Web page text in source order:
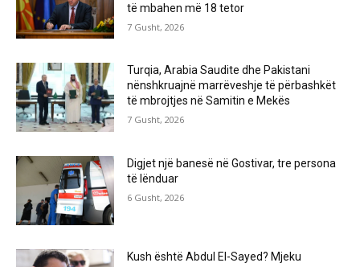
të mbahen më 18 tetor
7 Gusht, 2026
Turqia, Arabia Saudite dhe Pakistani
nënshkruajnë marrëveshje të përbashkët
të mbrojtjes në Samitin e Mekës
7 Gusht, 2026
Digjet një banesë në Gostivar, tre persona
të lënduar
6 Gusht, 2026
Kush është Abdul El-Sayed? Mjeku